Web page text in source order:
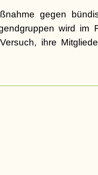
gegen
wird im
ihre